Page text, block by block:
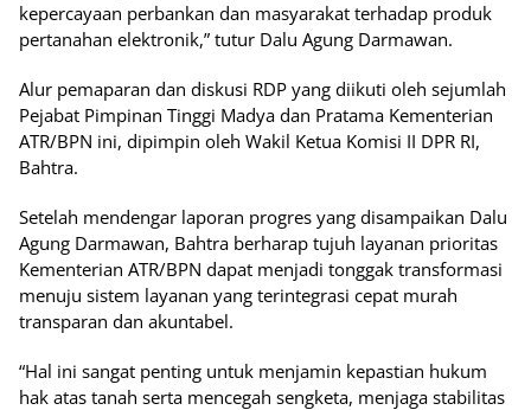
kepercayaan perbankan dan masyarakat terhadap produk
pertanahan elektronik,” tutur Dalu Agung Darmawan.
Alur pemaparan dan diskusi RDP yang diikuti oleh sejumlah
Pejabat Pimpinan Tinggi Madya dan Pratama Kementerian
ATR/BPN ini, dipimpin oleh Wakil Ketua Komisi II DPR RI,
Bahtra.
Setelah mendengar laporan progres yang disampaikan Dalu
Agung Darmawan, Bahtra berharap tujuh layanan prioritas
Kementerian ATR/BPN dapat menjadi tonggak transformasi
menuju sistem layanan yang terintegrasi cepat murah
transparan dan akuntabel.
“Hal ini sangat penting untuk menjamin kepastian hukum
hak atas tanah serta mencegah sengketa, menjaga stabilitas